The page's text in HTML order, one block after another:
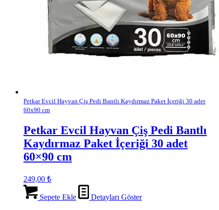
Petkar Evcil Hayvan Çiş Pedi Bantlı Kaydırmaz Paket İçeriği 30 adet
60x90 cm
Petkar Evcil Hayvan Çiş Pedi Bantlı
Kaydırmaz Paket İçeriği 30 adet
60×90 cm
249,00 ₺
Sepete Ekle Detayları Göster